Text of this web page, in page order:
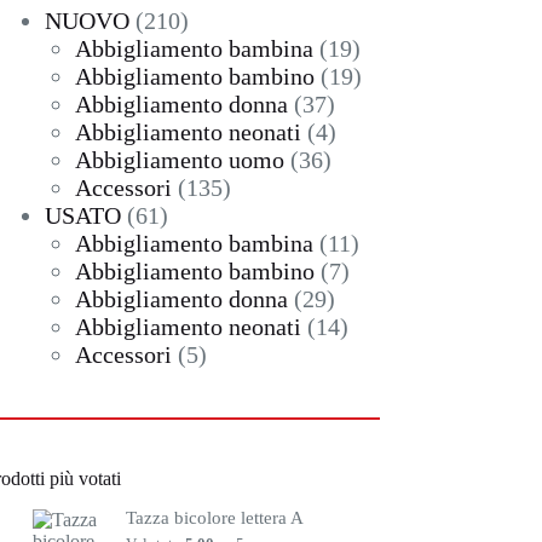
NUOVO 210210
prodotti
Abbigliamento bambina 1919
prodotti
Abbigliamento bambino 1919
Abbigliamento donna 3737
prodotti
Abbigliamento neonati 44
prodotti
Abbigliamento uomo 3636
Accessori 135135
USATO 6161
prodotti
Abbigliamento bambina 1111
Abbigliamento bambino 77
Abbigliamento donna 2929
prodotti
Abbigliamento neonati 1414
Accessori 55
più votati
Tazza bicolore lettera A